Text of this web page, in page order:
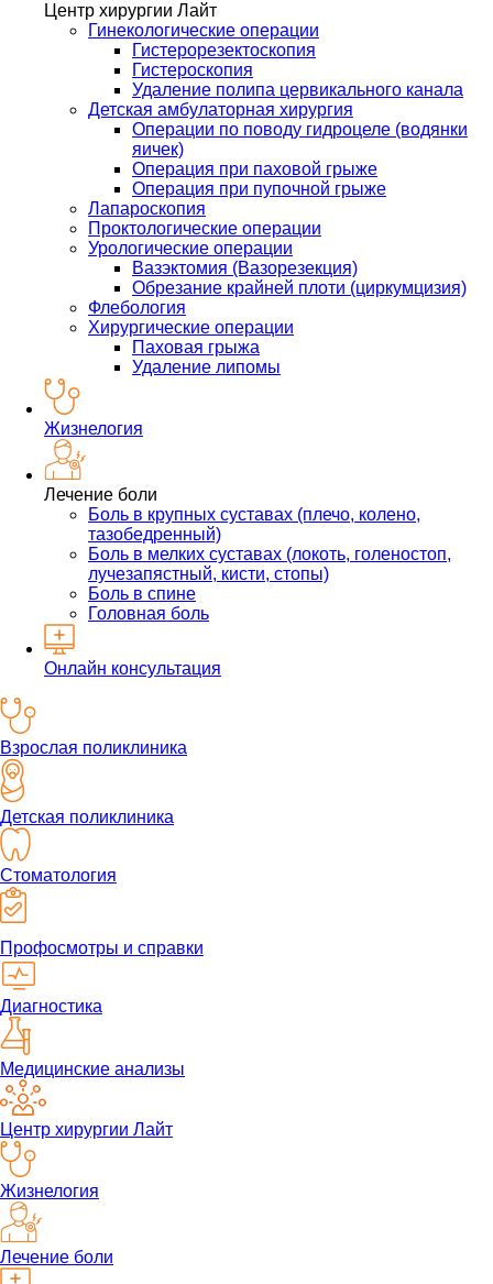
Центр хирургии Лайт
Гинекологические операции
Гистерорезектоскопия
Гистероскопия
Удаление полипа цервикального канала
Детская амбулаторная хирургия
Операции по поводу гидроцеле (водянки
яичек)
Операция при паховой грыже
Операция при пупочной грыже
Лапароскопия
Проктологические операции
Урологические операции
Вазэктомия (Вазорезекция)
Обрезание крайней плоти (циркумцизия)
Флебология
Хирургические операции
Паховая грыжа
Удаление липомы
Жизнелогия
Лечение боли
Боль в крупных суставах (плечо, колено,
тазобедренный)
Боль в мелких суставах (локоть, голеностоп,
лучезапястный, кисти, стопы)
Боль в спине
Головная боль
Онлайн консультация
Взрослая поликлиника
Детская поликлиника
Стоматология
Профосмотры и справки
Диагностика
Медицинские анализы
Центр хирургии Лайт
Жизнелогия
Лечение боли